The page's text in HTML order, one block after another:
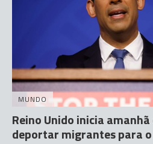
MUNDO
Reino Unido inicia
deportar migrantes para